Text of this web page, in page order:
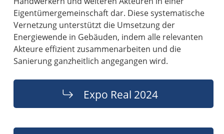
Eigentümergemeinschaft dar. Diese systematische
Vernetzung unterstützt die Umsetzung der
Energiewende in Gebäuden, indem alle relevanten
Akteure effizient zusammenarbeiten und die
Sanierung ganzheitlich angegangen wird.
Expo Real 2024